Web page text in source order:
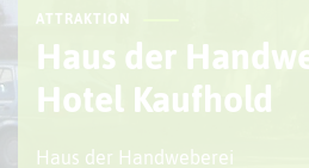
ATTRAKTION
Haus der
Hotel Kaufhold
Haus der Handweberei